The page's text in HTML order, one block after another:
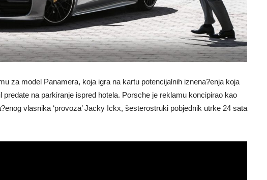
za model Panamera, koja igra na kartu potencijalnih iznena?enja koja
na parkiranje ispred hotela. Porsche je reklamu koncipirao kao
vlasnika ‘provoza’ Jacky Ickx, šesterostruki pobjednik utrke 24 sata